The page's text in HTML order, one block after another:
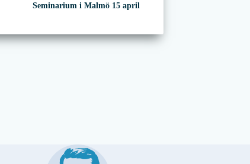
Seminarium i Malmö 15 april